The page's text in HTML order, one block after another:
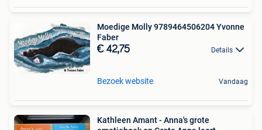
Moedige Molly 9789464506204 Yvonne
Faber
€ 42,75 Details
Bezoek website Vandaag
Kathleen Amant - Anna's grote